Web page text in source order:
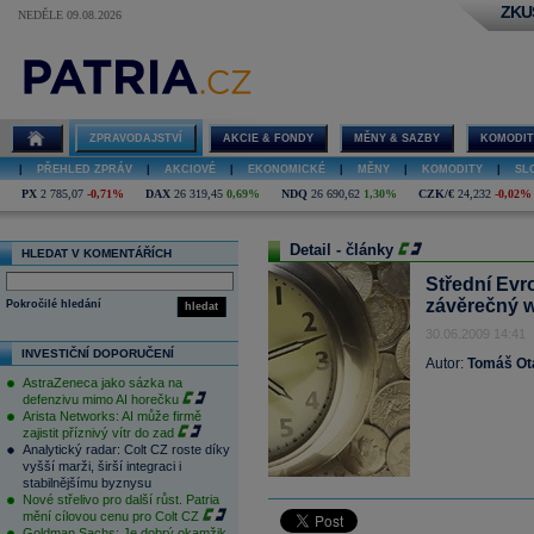
NEDĚLE 09.08.2026
ZPRAVODAJSTVÍ AKCIE & FONDY MĚNY & SAZBY
PŘEHLED ZPRÁV AKCIOVÉ EKONOMICKÉ MĚNY KOMODITY
PX 2 785,07 -0,71% DAX 26 319,45 0,69% NDQ 26 690,62 1,30% CZK/€ 24,232 -0,02%
HLEDAT V KOMENTÁŘÍCH
hledat
Pokročilé hledání
INVESTIČNÍ DOPORUČENÍ
AstraZeneca jako sázka na
defenzivu mimo AI horečku
Arista Networks: AI může firmě
zajistit příznivý vítr do zad
Analytický radar: Colt CZ roste díky
vyšší marži, širší integraci i
stabilnějšímu byznysu
Nové střelivo pro další růst. Patria
mění cílovou cenu pro Colt CZ
Detail - články
Střední
závěrečný
30.06.2009 14:41
Autor: Tomáš